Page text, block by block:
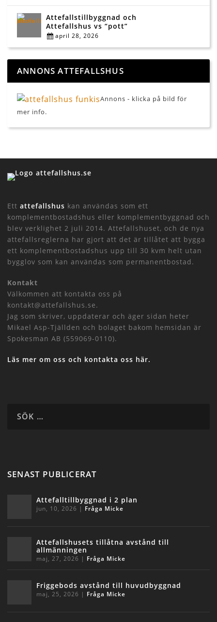
Attefallstillbyggnad och
Attefallshus vs “pott”
april 28, 2026
ANNONS ATTEFALLSHUS
Annons - klicka på bild för
mer info.
Ett attefallshus kan användas som ett
komplementbostadshus eller komplementbyggnad och
blev verklighet 2 juli 2014. Attefallshuset, och de nya
attefallsreglerna har gjort att det är tillåtet att bygga
ett komplementbostadshus upp till 30 kvm helt utan
bygglov som kan användas som permanentbostad.
Kontakt
Välkommen att kontakta oss på
kontakt@attefallshus.se.
Jag som skriver, uppdaterar och äger sidan heter
Mikael Asp-Tjällden och bolaget bakom hemsidan är
Spokesman AB (559069-0110).
Läs mer om oss och kontakta oss här.
SENAST PUBLICERAT
Attefalltillbyggnad i 2 plan
jun, 10, 2026 | Fråga Micke
Attefallshusets tillåtna avstånd till
allmänningen
maj, 27, 2026 | Fråga Micke
Friggebods avstånd till huvudbyggnad
maj, 25, 2026 | Fråga Micke